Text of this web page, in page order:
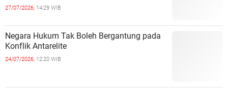
27/07/2026, 14:29 WIB
Negara Hukum Tak Boleh Bergantung pada
Konflik Antarelite
24/07/2026, 12:20 WIB